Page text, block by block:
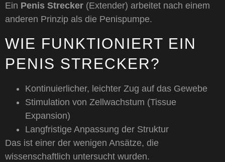
Ein Penis Strecker (Extender) arbeitet nach einem
anderen Prinzip als die Penispumpe.
WIE FUNKTIONIERT EIN
PENIS STRECKER?
Kontinuierlicher, leichter Zug auf das Gewebe
Stimulation von Zellwachstum (Tissue
Expansion)
Langfristige Anpassung der Struktur
Das ist einer der wenigen Ansätze, die
wissenschaftlich untersucht wurden.